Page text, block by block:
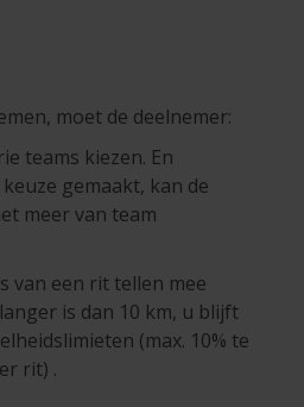
moet de deelnemer:
teams kiezen. En
gemaakt, kan de
meer van team
van een rit tellen mee
is dan 10 km, u blijft
(max. 10% te
rit) .